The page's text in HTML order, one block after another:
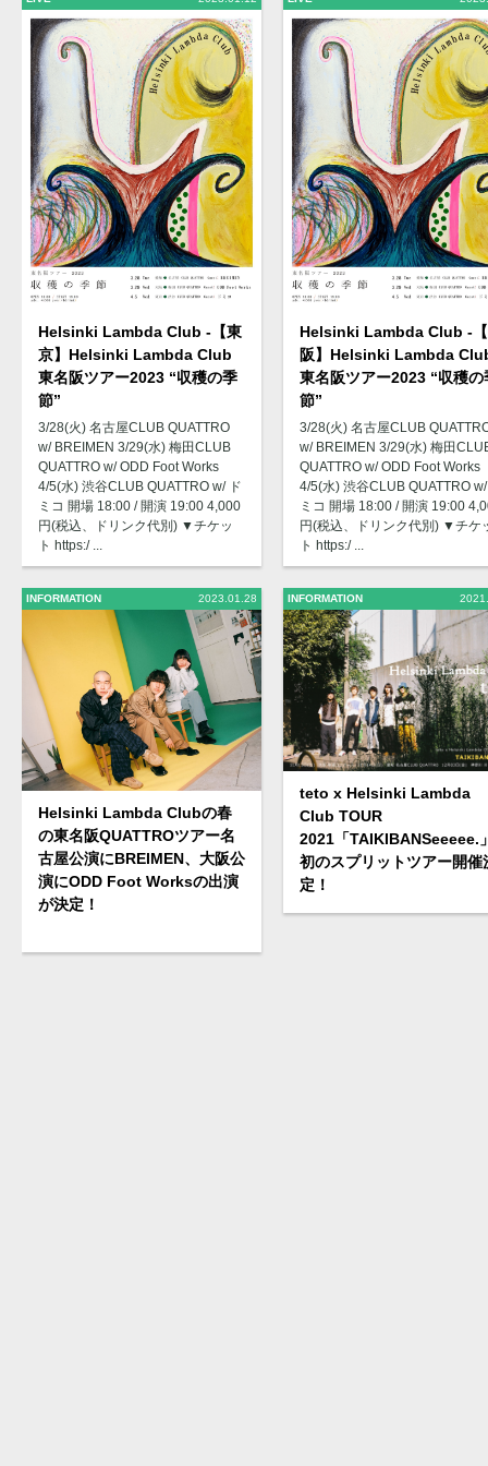
Helsinki Lambda Club -【東
京】Helsinki Lambda Club
東名阪ツアー2023 “収穫の季
節”
3/28(火) 名古屋CLUB QUATTRO
w/ BREIMEN 3/29(水) 梅田CLUB
QUATTRO w/ ODD Foot Works
4/5(水) 渋谷CLUB QUATTRO w/ ド
ミコ 開場 18:00 / 開演 19:00 4,000
円(税込、ドリンク代別) ▼チケッ
ト https:/ ...
INFORMATION 2023.01.28
Helsinki Lambda Clubの春
の東名阪QUATTROツアー名
古屋公演にBREIMEN、大阪公
演にODD Foot Worksの出演
が決定！
Helsinki Lambda Club -
阪】Helsinki Lambda
東名阪ツアー2023 “収穫の
節”
3/28(火) 名古屋CLUB
w/ BREIMEN 3/29(水) 梅田
QUATTRO w/ ODD Foot Works
4/5(水) 渋谷CLUB QUATTRO
ミコ 開場 18:00 / 開演 19:00
円(税込、ドリンク代別) ▼チケ
ト https:/ ...
INFORMATION
teto x Helsinki Lambda
Club TOUR
2021「TAIKIBANSeeeee.
初のスプリットツアー開催
定！